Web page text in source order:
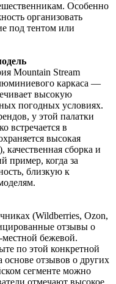
Особенно
организовать
под тентом или
Mountain Stream
каркаса —
высокую
погодных условиях.
у этой палатки
встречается в
высокая
качественная сборка и
пример, когда за
близкую к
(Wildberries, Ozon,
отзывы о
бежевой.
по этой конкретной
отзывов о других
сегменте можно
отмечают высокое